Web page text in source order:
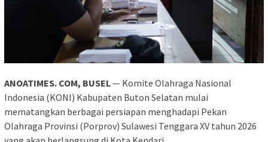
ANOATIMES. COM, BUSEL— Komite Olahraga Nasional
Indonesia (KONI) Kabupaten Buton Selatan mulai
mematangkan berbagai persiapan menghadapi Pekan
Olahraga Provinsi (Porprov) Sulawesi Tenggara XV tahun 2026